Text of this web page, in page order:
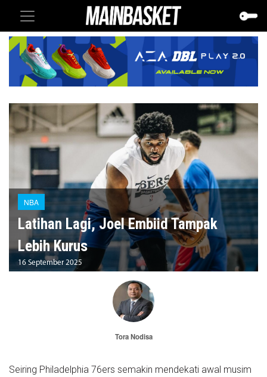
NBA
Latihan Lagi, Joel Embiid Tampak
Lebih Kurus
16 September 2025
Tora Nodisa
Seiring Philadelphia 76ers semakin mendekati awal musim